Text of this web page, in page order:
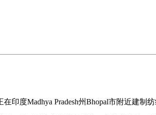
度Madhya Pradesh州Bhopal市附近建制